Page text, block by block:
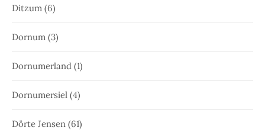
Ditzum (6)
Dornum (3)
Dornumerland (1)
Dornumersiel (4)
Dörte Jensen (61)